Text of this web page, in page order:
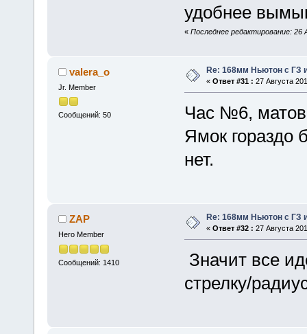
удобнее
« Последнее редактирование: 26
valera_o
Jr. Member
Сообщений: 50
Re: 168мм Ньютон с ГЗ
« Ответ #31 : 27 Августа
Час №6,
Ямок гораздо
нет.
ZAP
Hero Member
Сообщений: 1410
Re: 168мм Ньютон с ГЗ
« Ответ #32 : 27 Августа
Значит все
стрелку/